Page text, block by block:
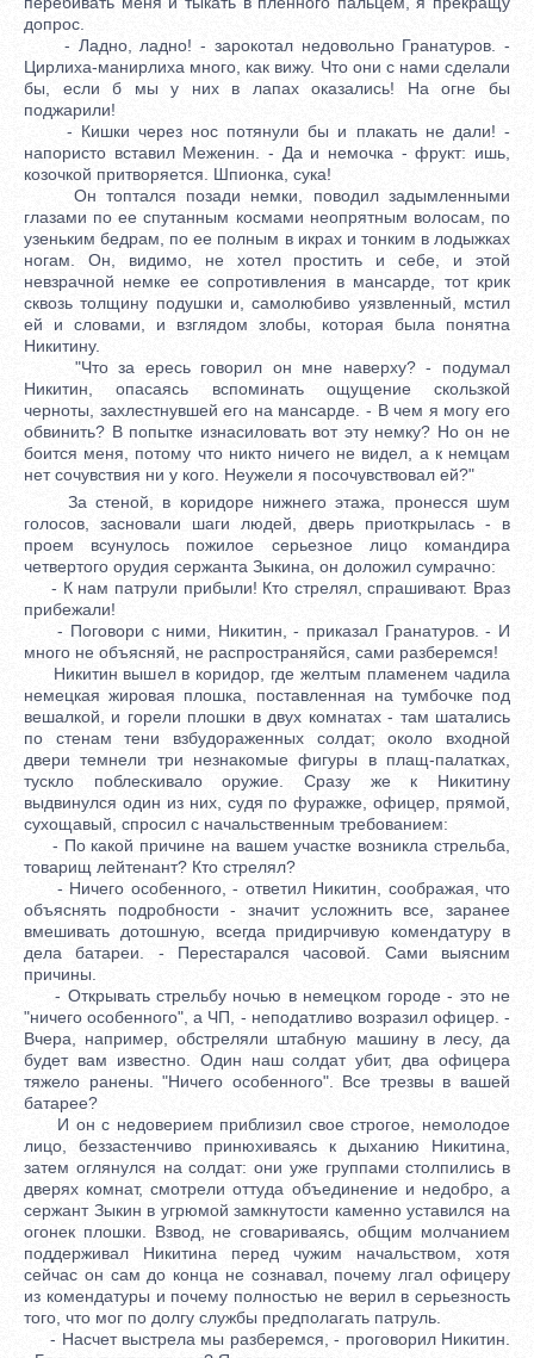
допрос.
- Ладно, ладно! - зарокотал недовольно Гранатуров. -
Цирлиха-манирлиха много, как вижу. Что они с нами сделали
бы, если б мы у них в лапах оказались! На огне бы
поджарили!
- Кишки через нос потянули бы и плакать не дали! -
напористо вставил Меженин. - Да и немочка - фрукт: ишь,
козочкой притворяется. Шпионка, сука!
Он топтался позади немки, поводил задымленными
глазами по ее спутанным космами неопрятным волосам, по
узеньким бедрам, по ее полным в икрах и тонким в лодыжках
ногам. Он, видимо, не хотел простить и себе, и этой
невзрачной немке ее сопротивления в мансарде, тот крик
сквозь толщину подушки и, самолюбиво уязвленный, мстил
ей и словами, и взглядом злобы, которая была понятна
Никитину.
"Что за ересь говорил он мне наверху? - подумал
Никитин, опасаясь вспоминать ощущение скользкой
черноты, захлестнувшей его на мансарде. - В чем я могу его
обвинить? В попытке изнасиловать вот эту немку? Но он не
боится меня, потому что никто ничего не видел, а к немцам
нет сочувствия ни у кого. Неужели я посочувствовал ей?"
За стеной, в коридоре нижнего этажа, пронесся шум
голосов, засновали шаги людей, дверь приоткрылась - в
проем всунулось пожилое серьезное лицо командира
четвертого орудия сержанта Зыкина, он доложил сумрачно:
- К нам патрули прибыли! Кто стрелял, спрашивают. Враз
прибежали!
- Поговори с ними, Никитин, - приказал Гранатуров. - И
много не объясняй, не распространяйся, сами разберемся!
Никитин вышел в коридор, где желтым пламенем чадила
немецкая жировая плошка, поставленная на тумбочке под
вешалкой, и горели плошки в двух комнатах - там шатались
по стенам тени взбудораженных солдат; около входной
двери темнели три незнакомые фигуры в плащ-палатках,
тускло поблескивало оружие. Сразу же к Никитину
выдвинулся один из них, судя по фуражке, офицер, прямой,
сухощавый, спросил с начальственным требованием:
- По какой причине на вашем участке возникла стрельба,
товарищ лейтенант? Кто стрелял?
- Ничего особенного, - ответил Никитин, соображая, что
объяснять подробности - значит усложнить все, заранее
вмешивать дотошную, всегда придирчивую комендатуру в
дела батареи. - Перестарался часовой. Сами выясним
причины.
- Открывать стрельбу ночью в немецком городе - это не
"ничего особенного", а ЧП, - неподатливо возразил офицер. -
Вчера, например, обстреляли штабную машину в лесу, да
будет вам известно. Один наш солдат убит, два офицера
тяжело ранены. "Ничего особенного". Все трезвы в вашей
батарее?
И он с недоверием приблизил свое строгое, немолодое
лицо, беззастенчиво принюхиваясь к дыханию Никитина,
затем оглянулся на солдат: они уже группами столпились в
дверях комнат, смотрели оттуда объединение и недобро, а
сержант Зыкин в угрюмой замкнутости каменно уставился на
огонек плошки. Взвод, не сговариваясь, общим молчанием
поддерживал Никитина перед чужим начальством, хотя
сейчас он сам до конца не сознавал, почему лгал офицеру
из комендатуры и почему полностью не верил в серьезность
того, что мог по долгу службы предполагать патруль.
- Насчет выстрела мы разберемся, - проговорил Никитин.